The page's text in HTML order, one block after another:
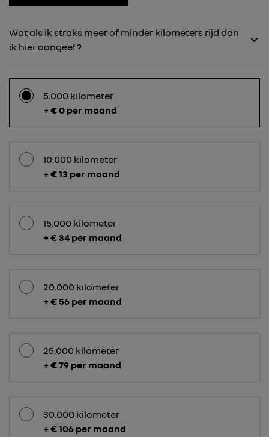
Wat als ik straks meer of minder kilometers rijd dan
ik hier aangeef?
5.000 kilometer
+ € 0 per maand
10.000 kilometer
+ € 13 per maand
15.000 kilometer
+ € 34 per maand
20.000 kilometer
+ € 56 per maand
25.000 kilometer
+ € 79 per maand
30.000 kilometer
+ € 106 per maand